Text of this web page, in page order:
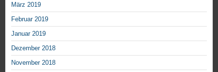
März 2019
Februar 2019
Januar 2019
Dezember 2018
November 2018